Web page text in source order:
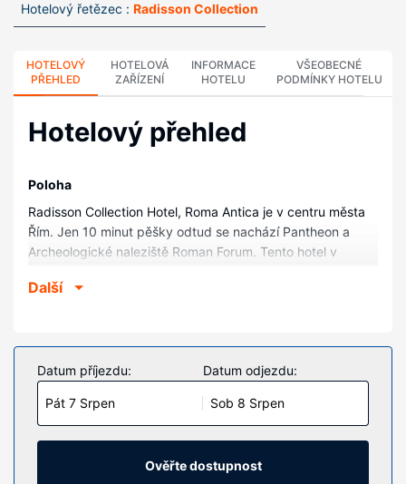
Hotelový řetězec : Radisson Collection
HOTELOVÝ
PŘEHLED
HOTELOVÁ
ZAŘÍZENÍ
INFORMACE
HOTELU
VŠEOBECNÉ
PODMÍNKY HOTELU
Hotelový přehled
Poloha
Radisson Collection Hotel, Roma Antica je v centru města
Řím. Jen 10 minut pěšky odtud se nachází Pantheon a
Archeologické naleziště Roman Forum. Tento hotel v
a 0,9 km od Náměstí Piazza Navona.
V jednom z 84 klimatizovaných pokojů, k jejichž vybavení
patří minibar a televize s plochou obrazovkou, se budete
cítit jako doma. Televize, která nabízí satelitní kanály, vám
zajistí dobrou zábavu. Soukromé koupelny nabízí
vybavení, jehož součástí jsou vana či sprcha, bidet a
vysoušeč vlasů. Další užitečné vybavení a služby: telefon,
vestavěný trezor (s možností úschovy notebooku) a
Další
Datum příjezdu:
Pát 7 Srpen
Datum odjezdu:
Sob 8 Srpen
Ověřte dostupnost